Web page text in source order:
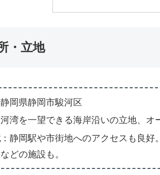
・立地
岡県静岡市駿河区
河湾を一望できる海岸沿いの立地、オ
：静岡駅や市街地へのアクセスも良好
どの施設も。